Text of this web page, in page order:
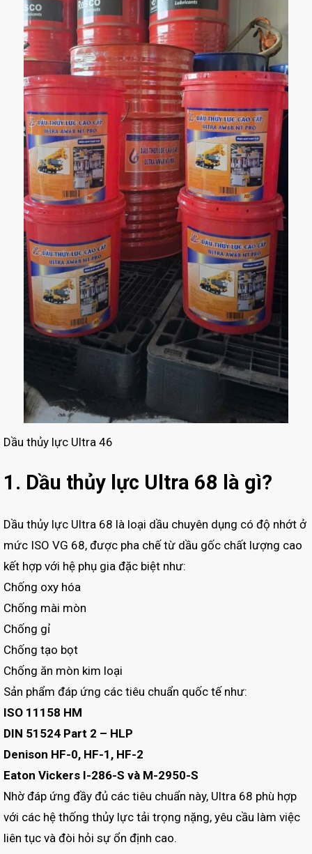
Dầu thủy lực Ultra 46
1. Dầu thủy lực Ultra 68 là gì?
Dầu thủy lực Ultra 68 là loại dầu chuyên dụng có độ nhớt ở
mức ISO VG 68, được pha chế từ dầu gốc chất lượng cao
kết hợp với hệ phụ gia đặc biệt như:
Chống oxy hóa
Chống mài mòn
Chống gỉ
Chống tạo bọt
Chống ăn mòn kim loại
Sản phẩm đáp ứng các tiêu chuẩn quốc tế như:
ISO 11158 HM
DIN 51524 Part 2 – HLP
Denison HF-0, HF-1, HF-2
Eaton Vickers I-286-S và M-2950-S
Nhờ đáp ứng đầy đủ các tiêu chuẩn này, Ultra 68 phù hợp
với các hệ thống thủy lực tải trọng nặng, yêu cầu làm việc
liên tục và đòi hỏi sự ổn định cao.